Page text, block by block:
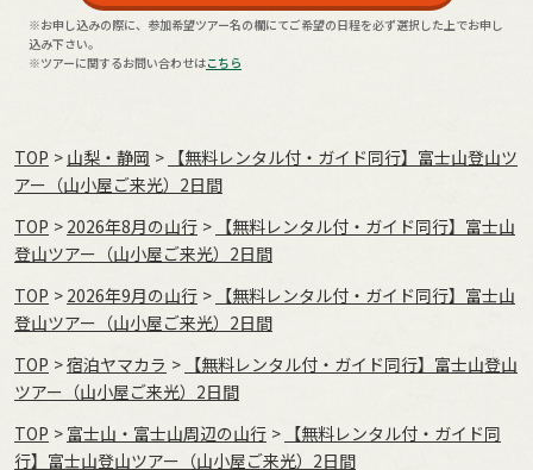
※お申し込みの際に、参加希望ツアー名の欄にてご希望の日程を必ず選択した上でお申し
込み下さい。
※ツアーに関するお問い合わせはこちら
TOP 山梨・静岡
【無料レンタル付・ガイド同行】富士山登山ツ
アー（山小屋ご来光）2日間
TOP
2026年8月の⼭⾏
【無料レンタル付・ガイド同行】富士山
登山ツアー（山小屋ご来光）2日間
TOP
2026年9月の⼭⾏
【無料レンタル付・ガイド同行】富士山
登山ツアー（山小屋ご来光）2日間
TOP
宿泊ヤマカラ
【無料レンタル付・ガイド同行】富士山登山
ツアー（山小屋ご来光）2日間
TOP
富士山・富士山周辺の山行
【無料レンタル付・ガイド同
行】富士山登山ツアー（山小屋ご来光）2日間